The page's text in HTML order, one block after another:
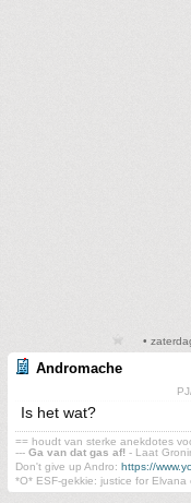
•
Andromache
Is het wat?
== houdt van sterke anekdotes
--- Ga van dat gas af! - Laat
Don't give up Andro: https://
*O* ESF-gekkie: justice for